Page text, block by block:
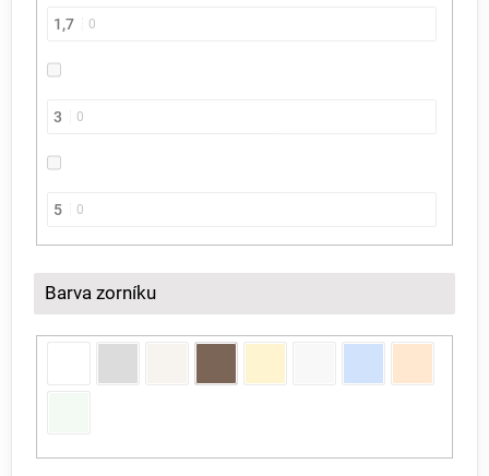
1,7 0
3 0
5 0
Barva zorníku